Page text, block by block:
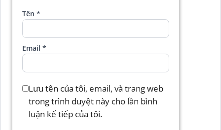
Tên *
Email *
Lưu tên của tôi, email, và trang web
trong trình duyệt này cho lần bình
luận kế tiếp của tôi.